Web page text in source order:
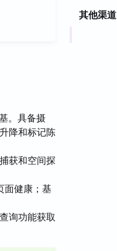
其他渠道
。具备摄
降和标记陈
获和空间探
面健康；基
询功能获取